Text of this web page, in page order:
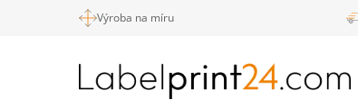
Výroba na míru